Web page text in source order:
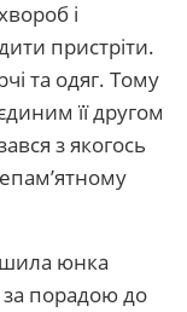
і
пристріти.
та одяг. Тому
її другом
з якогось
юнка
порадою до